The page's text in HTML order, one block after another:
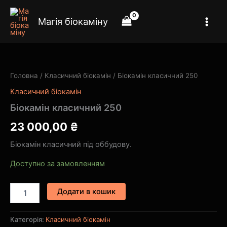
Перейти
вмісту
Магія біокаміну
Головна / Класичний біокамін / Біокамін класичний 250
Класичний біокамін
Біокамін класичний 250
23 000,00 ₴
Біокамін класичний під оббудову.
Доступно за замовленням
кількість
Додати в кошик
Категорія: Класичний біокамін